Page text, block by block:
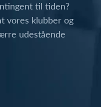
til tiden?
vores klubber og
udestående